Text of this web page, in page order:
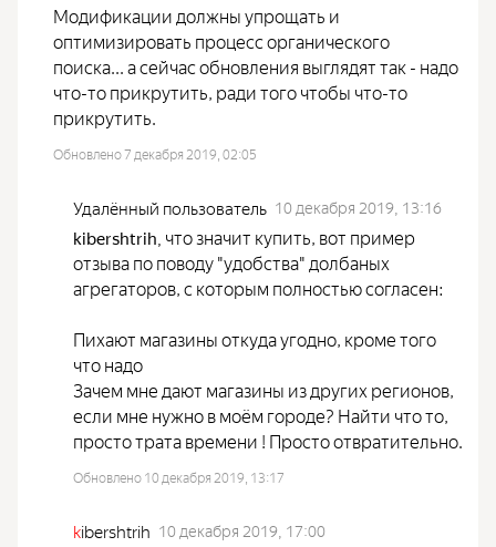
Модификации должны упрощать и
оптимизировать процесс органического
поиска... а сейчас обновления выглядят так - надо
что-то прикрутить, ради того чтобы что-то
прикрутить.
Обновлено 7 декабря 2019, 02:05
Удалённый пользователь 10 декабря 2019, 13:16
kibershtrih что значит купить, вот пример
отзыва по поводу "удобства" долбаных
агрегаторов, с которым полностью согласен:
Пихают магазины откуда угодно, кроме того
что надо
Зачем мне дают магазины из других регионов,
если мне нужно в моём городе? Найти что то,
просто трата времени ! Просто отвратительно.
Обновлено 10 декабря 2019, 13:17
kibershtrih 10 декабря 2019, 17:00